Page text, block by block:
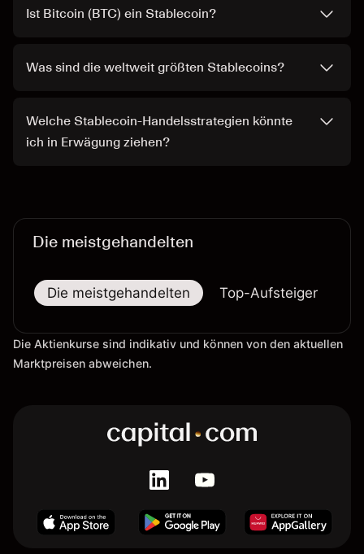
Ist Bitcoin (BTC) ein Stablecoin?
Was sind die weltweit größten Stablecoins?
Welche Stablecoin-Handelsstrategien könnte
ich in Erwägung ziehen?
Die meistgehandelten
Die meistgehandelten Top-Aufsteiger
Die Aktienkurse sind indikativ und können von den aktuellen
Marktpreisen abweichen.